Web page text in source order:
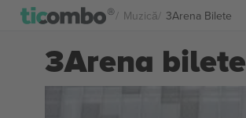
Muzică 3Arena Bilete
3Arena bilete